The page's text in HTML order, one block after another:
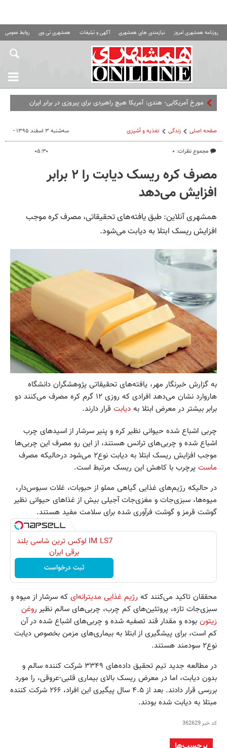
روزنامه همشهری امروز نیازمندی های همشهری آگهی و تبلیغات همشهری تی وی روابط عمومی
مورخ آمریکایی- هندی: آمریکا هیچ راهبردی برای پیروزی در برابر ایران
صفحه اصلی زندگی تغذیه و آشپزی
مجموع نظرات: ۰
سه‌شنبه ۳ اسفند ۱۳۹۵ -
۰۵:۳۰
مصرف کره ریسک دیابت را ۲ برابر
افزایش می‌دهد
همشهری آنلاین: طبق یافته‌های تحقیقاتی، مصرف کره موجب
افزایش ریسک ابتلا به دیابت می‌شود.
به گزارش خبرنگار مهر، یافته‌های تحقیقاتی پژوهشگران دانشگاه
هاروارد نشان می‌دهد افرادی که روزی ۱۲ گرم کره مصرف می‌کنند دو
برابر بیشتر در معرض ابتلا به دیابت قرار دارند.
چربی اشباع شده حیوانی نظیر کره و پنیر سرشار از اسیدهای چرب
اشباع شده و چربی‌های ترانس هستند، از این رو مصرف این چربی‌ها
موجب افزایش ریسک ابتلا به دیابت نوع۲ می‌شود درحالیکه مصرف
ماست پرچرب با کاهش این ریسک مرتبط است.
در حالیکه رژیم‌های غذایی گیاهی مملو از حبوبات، غلات سبوس‌دار،
میوه‌ها، سبزی‌جات و مغزی‌جات آجیلی بیش از غذاهای حیوانی نظیر
گوشت قرمز و گوشت فرآوری شده برای سلامت مفید هستند.
IM LS7 لوکس ترین شاسی بلند
برقی ایران
ثبت درخواست
محققان تاکید می‌کنند که رژیم غذایی مدیترانه‌ای که سرشار از میوه و
سبزی‌جات تازه، پروتئین‌های کم چرب، چربی‌های سالم نظیر روغن
زیتون بوده و مقدار قند تصفیه شده و چربی‌های اشباع شده در آن
کم است، برای پیشگیری از ابتلا به بیماری‌های مزمن بخصوص دیابت
نوع۲ سودمند هستند.
در مطالعه جدید تیم تحقیق داده‌های ۳۳۴۹ شرکت کننده سالم و
بدون دیابت، اما در معرض ریسک بالای بیماری قلبی-عروقی، را مورد
بررسی قرار دادند. بعد از ۴.۵ سال پیگیری این افراد، ۲۶۶ شرکت کننده
مبتلا به دیابت شده بودند.
کد خبر362629